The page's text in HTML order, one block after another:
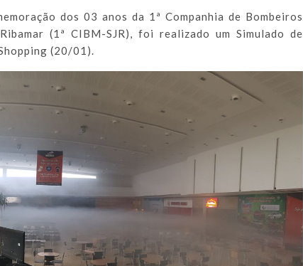
dos 03 anos da 1ª Companhia de Bombeiros
(1ª CIBM-SJR), foi realizado um Simulado de
(20/01).